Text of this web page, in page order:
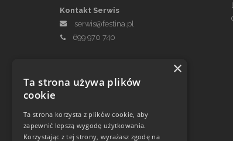
Kontakt Serwis
serwis@festina.pl
699 970 740
×
Ta strona używa plików
cookie
Ta strona korzysta z plików cookie, aby
zapewnić lepszą wygodę użytkowania.
Korzystając z tej strony, wyrażasz zgodę na